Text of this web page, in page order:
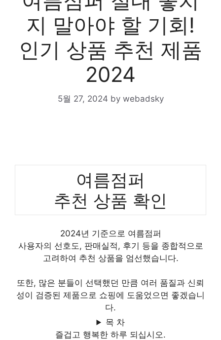
지 말아야 할 기회!
인기 상품 추천 제품
2024
5월 27, 2024 by webadsky
여름점퍼
추천 상품 확인
2024년 기준으로 여름점퍼
사용자의 선호도, 판매실적, 후기 등을 종합적으로
고려하여 추천 상품을 엄선했습니다.
또한, 많은 분들이 선택했던 만큼 여러 품질과 신뢰
성이 검증된 제품으로 쇼핑에 도움었으면 좋겠습니
다.
목 차
즐겁고 행복한 하루 되십시오.